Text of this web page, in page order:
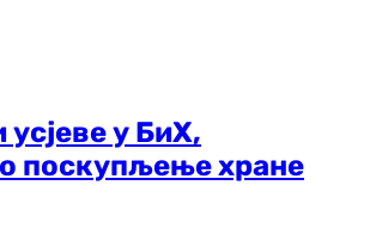
у БиХ,
поскупљење хране